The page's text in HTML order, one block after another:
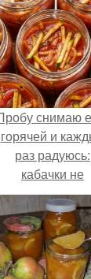
снимаю
горячей и
раз радуюсь:
кабачки не
соус
густым и
пикантным.